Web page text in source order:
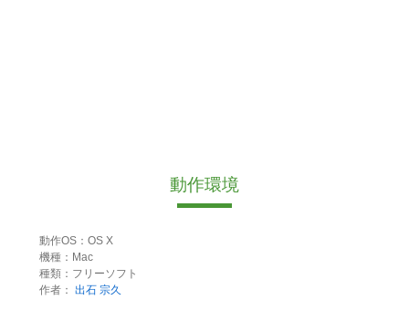
動作環境
動作OS：OS X
機種：Mac
種類：フリーソフト
作者： 出石 宗久